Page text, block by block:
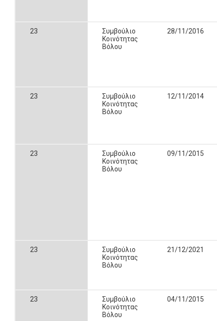
23
Συμβούλιο
Κοινότητας
Βόλου
28/11/2016
23
Συμβούλιο
Κοινότητας
Βόλου
12/11/2014
23
Συμβούλιο
Κοινότητας
Βόλου
09/11/2015
23
Συμβούλιο
Κοινότητας
Βόλου
21/12/2021
23
Συμβούλιο
Κοινότητας
Βόλου
04/11/2015